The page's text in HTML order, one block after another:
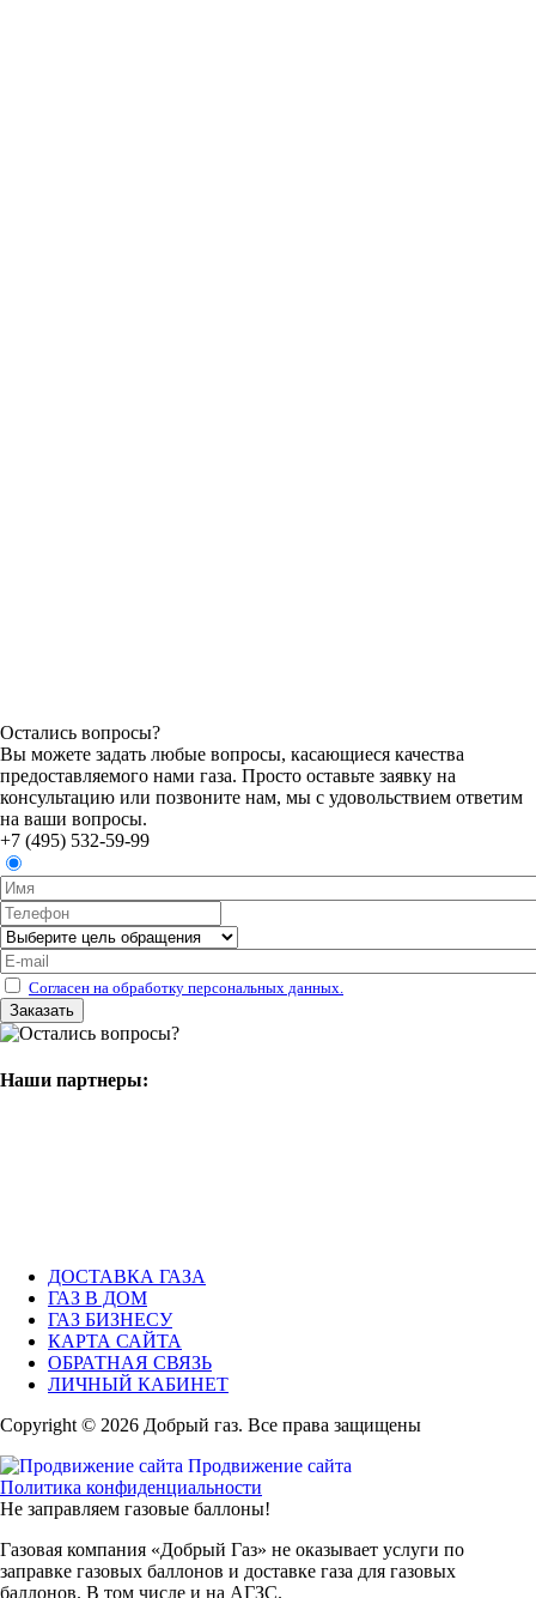
Остались вопросы?
Вы можете задать любые вопросы, касающиеся качества
предоставляемого нами газа. Просто оставьте заявку на
консультацию или позвоните нам, мы с удовольствием ответим
на ваши вопросы.
+7 (495) 532-59-99
Согласен на обработку персональных данных.
Наши партнеры:
ДОСТАВКА ГАЗА
ГАЗ В ДОМ
ГАЗ БИЗНЕСУ
КАРТА САЙТА
ОБРАТНАЯ СВЯЗЬ
ЛИЧНЫЙ КАБИНЕТ
Copyright © 2026 Добрый газ. Все права защищены
Продвижение сайта
Политика конфиденциальности
Не заправляем газовые баллоны!
Газовая компания «Добрый Газ» не оказывает услуги по
заправке газовых баллонов и доставке газа для газовых
баллонов. В том числе и на АГЗС.